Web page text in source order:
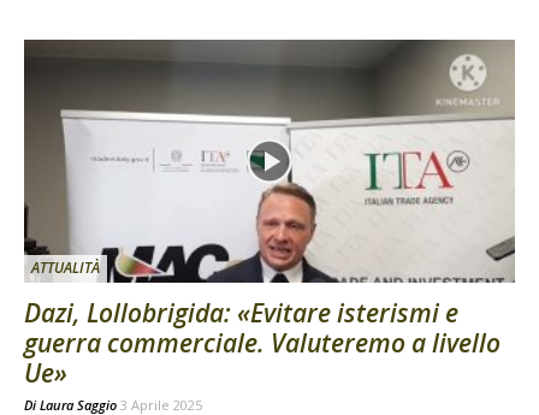
ATTUALITÀ
Dazi, Lollobrigida: «Evitare isterismi e
guerra commerciale. Valuteremo a livello
Ue»
Di Laura Saggio 3 Aprile 2025